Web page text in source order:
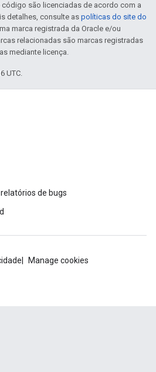
código são licenciadas de acordo com a
detalhes, consulte as políticas do site do
marca registrada da Oracle e/ou
relacionadas são marcas registradas
mediante licença.
UTC.
de bugs
Manage cookies